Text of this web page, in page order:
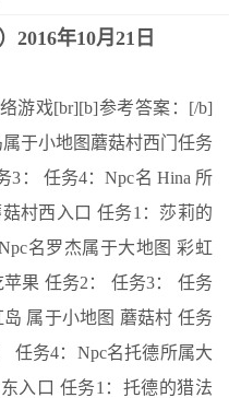
2016年10月21日
游戏[br][b]参考答案：[/b]
于小地图蘑菇村西门任务
3： 任务4：Npc名 Hina 所
村西入口 任务1：莎莉的
名罗杰属于大地图 彩虹
果 任务2： 任务3： 任务
属于小地图 蘑菇村 任务
任务4：Npc名托德所属大
入口 任务1：托德的猎法